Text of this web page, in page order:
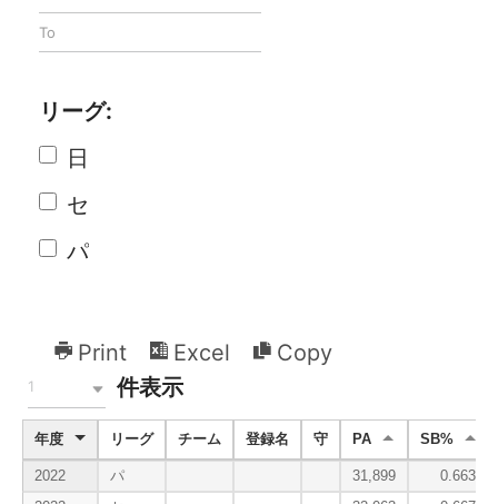
リーグ:
日
セ
パ
Print Excel Copy
1 件表示
年度 リーグ チーム 登録名 守 PA SB%
2022 パ 31,899
0.663